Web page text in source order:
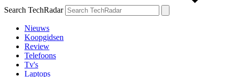
Search TechRadar
Nieuws
Koopgidsen
Review
Telefoons
Tv's
Laptops